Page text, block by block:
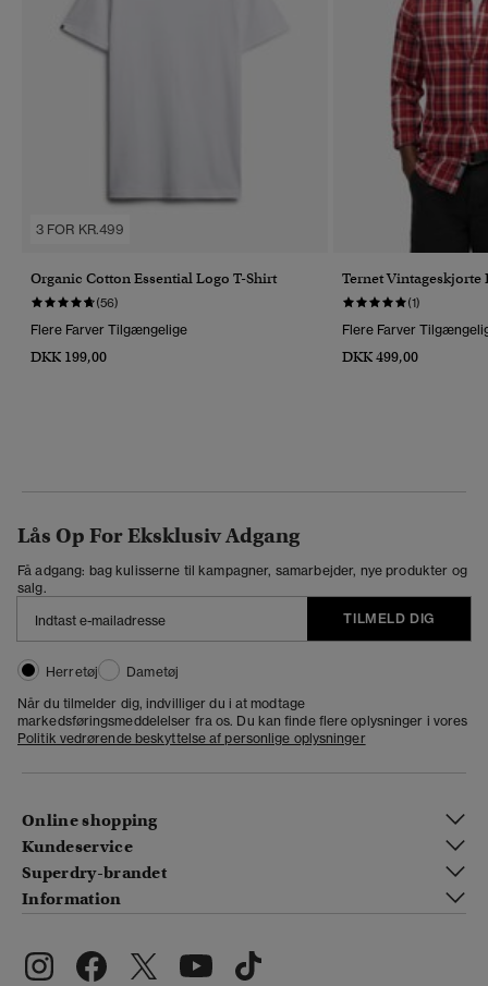
3 FOR KR.499
Organic Cotton Essential Logo T-Shirt
(56)
Flere Farver Tilgængelige
DKK 199,00
Ternet
(1)
Flere Farver
DKK 499,00
Lås Op For Eksklusiv Adgang
Få adgang: bag kulisserne til kampagner, samarbejder, nye produkter og
salg.
TILMELD DIG
Herretøj
Dametøj
Når du tilmelder dig, indvilliger du i at modtage
markedsføringsmeddelelser fra os. Du kan finde flere oplysninger i vores
Politik vedrørende beskyttelse af personlige oplysninger
Online shopping
Kundeservice
Superdry-brandet
Information